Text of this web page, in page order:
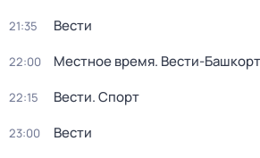
21:35 Вести
22:00 Местное время. Вести-
22:15 Вести. Спорт
23:00 Вести